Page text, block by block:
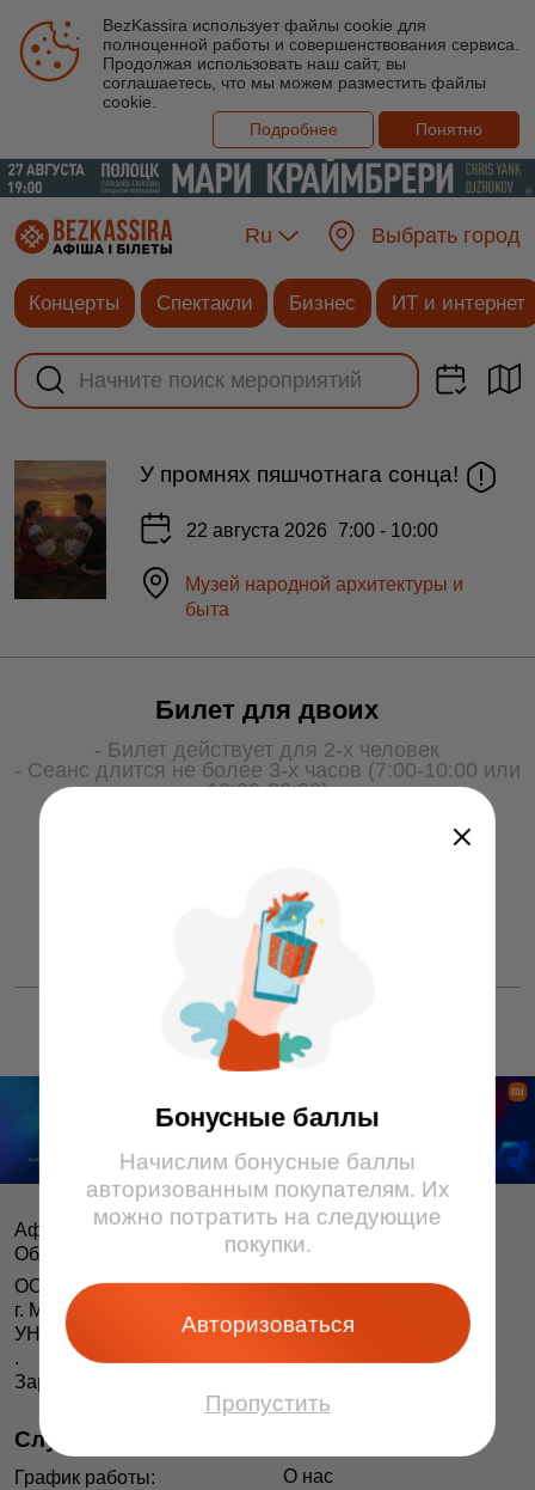
BezKassira использует файлы cookie для
полноценной работы и совершенствования сервиса.
Продолжая использовать наш сайт, вы
соглашаетесь, что мы можем разместить файлы
cookie.
Подробнее
Понятно
Ru Выбрать город
Концерты Спектакли Бизнес ИТ и интернет
Бонусные баллы
Начислим бонусные баллы
авторизованным покупателям. Их
можно потратить на следующие
покупки.
Авторизоваться
Пропустить
У промнях пяшчотнага сонца!
22 августа 2026 7:00 - 10:00
Музей народной архитектуры и
быта
Билет для двоих
- Билет действует для 2-х человек
- Сеанс длится не более 3-х часов (7:00-10:00 или
19:00-22:00)
Афіша і білеты BezKassira.by ©
Облачная система продажи билетов, 2013 — 2026
ООО «БЕЗКАССИРА БАЙ» Республика Беларусь
г. Минск, ул. Короля, 9, оф. 1
УНП 193615562
.
Зарегистрирован в Торговом реестре РБ 04.06.2014 г.
Служба поддержки
График работы:
О нас